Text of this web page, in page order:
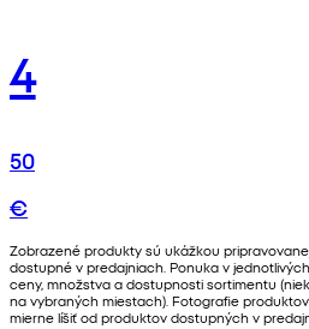
4
50
€
Zobrazené produkty sú ukážkou
dostupné v predajniach. Ponuka v
ceny, množstva a dostupnosti sortimentu
na vybraných miestach). Fotografie
mierne líšiť od produktov dostupných v